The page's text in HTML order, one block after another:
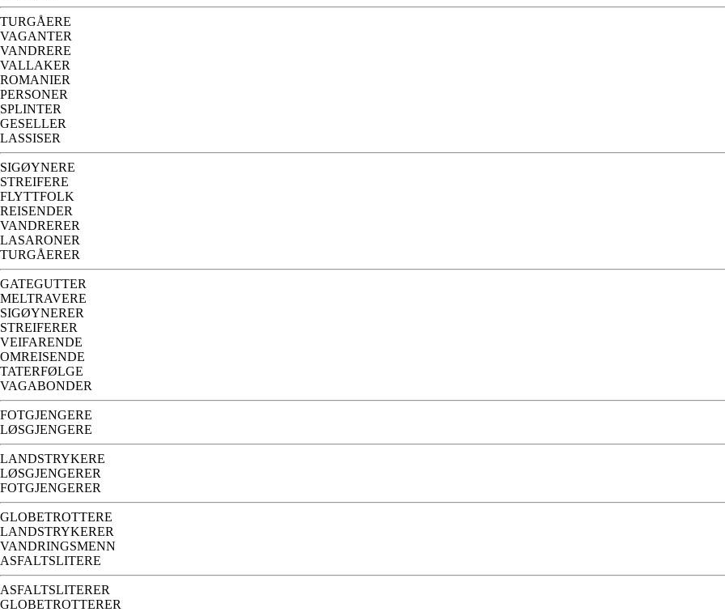
TURGÅERE
VAGANTER
VANDRERE
VALLAKER
ROMANIER
PERSONER
SPLINTER
GESELLER
LASSISER
SIGØYNERE
STREIFERE
FLYTTFOLK
REISENDER
VANDRERER
LASARONER
TURGÅERER
GATEGUTTER
MELTRAVERE
SIGØYNERER
STREIFERER
VEIFARENDE
OMREISENDE
TATERFØLGE
VAGABONDER
FOTGJENGERE
LØSGJENGERE
LANDSTRYKERE
LØSGJENGERER
FOTGJENGERER
GLOBETROTTERE
LANDSTRYKERER
VANDRINGSMENN
ASFALTSLITERE
ASFALTSLITERER
GLOBETROTTERER